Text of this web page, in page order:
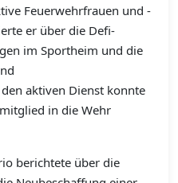
Feuerwehrfrauen und -
er über die Defi-
im Sportheim und die
aktiven Dienst konnte
in die Wehr
berichtete über die